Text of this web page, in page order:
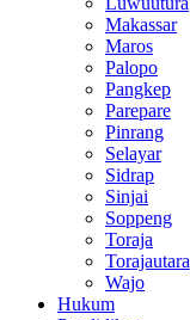
Makassar
Maros
Palopo
Pangkep
Parepare
Pinrang
Selayar
Sidrap
Sinjai
Soppeng
Toraja
Torajautara
Wajo
Hukum